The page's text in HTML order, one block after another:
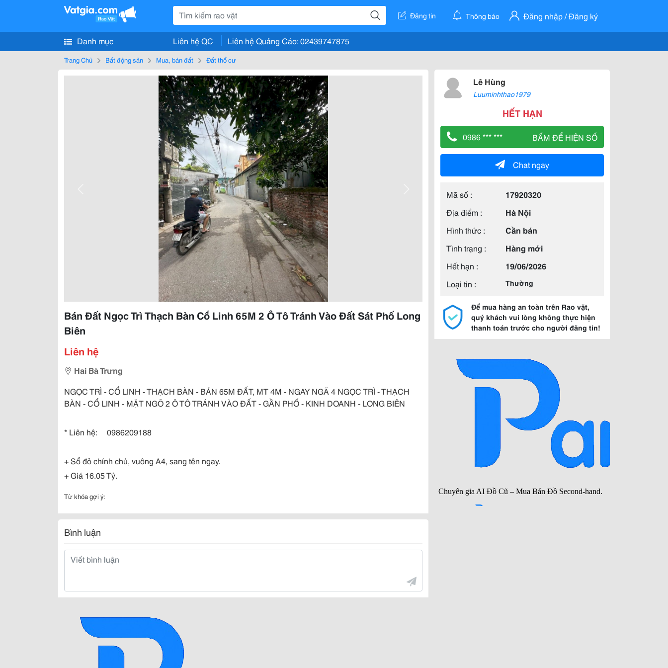
Đăng tin Thông báo Đăng nhập / Đăng ký
Danh mục Liên hệ QC Liên hệ Quảng Cáo: 02439747875
Trang Chủ Bất động sản Mua, bán đất Đất thổ cư
Bán Đất Ngọc Trì Thạch Bàn Cổ Linh 65M 2 Ô Tô Tránh Vào Đất Sát Phố Long
Biên
Liên hệ
Hai Bà Trưng
NGỌC TRÌ - CỔ LINH - THẠCH BÀN - BÁN 65M ĐẤT, MT 4M - NGAY NGÃ 4 NGỌC TRÌ - THẠCH
BÀN - CỔ LINH - MẶT NGÕ 2 Ô TÔ TRÁNH VÀO ĐẤT - GẦN PHỐ - KINH DOANH - LONG BIÊN
* Liên hệ: 0986209188
+ Sổ đỏ chính chủ, vuông A4, sang tên ngay.
+ Giá 16.05 Tỷ.
Từ khóa gợi ý:
Bình luận
Lê Hùng
Luuminhthao1979
HẾT HẠN
0986 *** *** BẤM ĐỂ HIỆN SỐ
Chat ngay
Mã số :
17920320
Địa điểm :
Hà Nội
Hình thức :
Cần bán
Tình trạng :
Hàng mới
Hết hạn :
19/06/2026
Loại tin :
Thường
Để mua hàng an toàn trên Rao vặt,
quý khách vui lòng không thực hiện
thanh toán trước cho người đăng tin!